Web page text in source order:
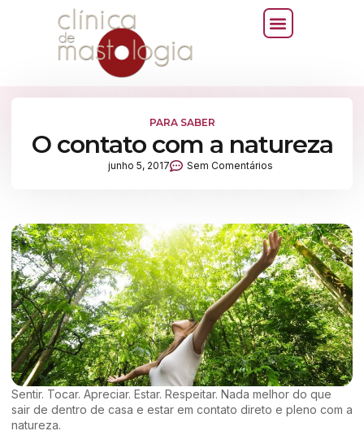
PARA SABER
O contato com a natureza
junho 5, 2017 Sem Comentários
Sentir. Tocar. Apreciar. Estar. Respeitar. Nada melhor do que
sair de dentro de casa e estar em contato direto e pleno com a
natureza.